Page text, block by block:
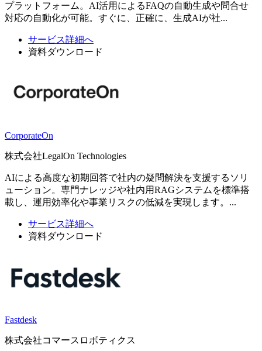
プラットフォーム。AI活用によるFAQの自動生成や問合せ
対応の自動化が可能。すぐに、正確に、生成AIが社...
サービス詳細へ
資料ダウンロード
CorporateOn
株式会社LegalOn Technologies
AIによる高度な初期回答で社内の疑問解決を支援するソリ
ューション。専門ナレッジや社内用RAGシステムを標準搭
載し、運用効率化や事業リスクの低減を実現します。...
サービス詳細へ
資料ダウンロード
Fastdesk
株式会社コマースロボティクス